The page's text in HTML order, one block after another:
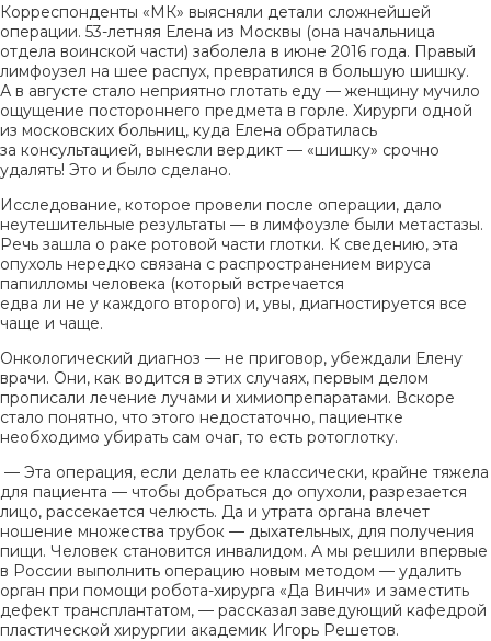
Корреспонденты «МК» выясняли детали сложнейшей
операции. 53-летняя Елена из Москвы (она начальница
отдела воинской части) заболела в июне 2016 года. Правый
лимфоузел на шее распух, превратился в большую шишку.
А в августе стало неприятно глотать еду — женщину мучило
ощущение постороннего предмета в горле. Хирурги одной
из московских больниц, куда Елена обратилась
за консультацией, вынесли вердикт — «шишку» срочно
удалять! Это и было сделано.
Исследование, которое провели после операции, дало
неутешительные результаты — в лимфоузле были метастазы.
Речь зашла о раке ротовой части глотки. К сведению, эта
опухоль нередко связана с распространением вируса
папилломы человека (который встречается
едва ли не у каждого второго) и, увы, диагностируется все
чаще и чаще.
Онкологический диагноз — не приговор, убеждали Елену
врачи. Они, как водится в этих случаях, первым делом
прописали лечение лучами и химиопрепаратами. Вскоре
стало понятно, что этого недостаточно, пациентке
необходимо убирать сам очаг, то есть ротоглотку.
— Эта операция, если делать ее классически, крайне тяжела
для пациента — чтобы добраться до опухоли, разрезается
лицо, рассекается челюсть. Да и утрата органа влечет
ношение множества трубок — дыхательных, для получения
пищи. Человек становится инвалидом. А мы решили впервые
в России выполнить операцию новым методом — удалить
орган при помощи робота-хирурга «Да Винчи» и заместить
дефект трансплантатом, — рассказал заведующий кафедрой
пластической хирургии академик Игорь Решетов.